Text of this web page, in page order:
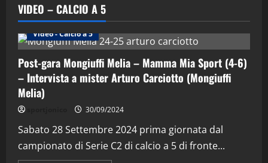
VIDEO – CALCIO A 5
Altri Sport Calcio a 5 Maschile
Video - Calcio a 5
Post-gara Mongiuffi Melia – Mamma Mia Sport (4-6)
– Intervista a mister Arturo Carciotto (Mongiuffi
Melia)
30/09/2024
Sabato 28 Settembre 2024 prima giornata dal
campionato di Serie C2 di calcio a 5 di fronte...
2
“SportEmpire” in Podcast: 29^ Puntata
(Martedi 28 Aprile 2026)
28/04/2026